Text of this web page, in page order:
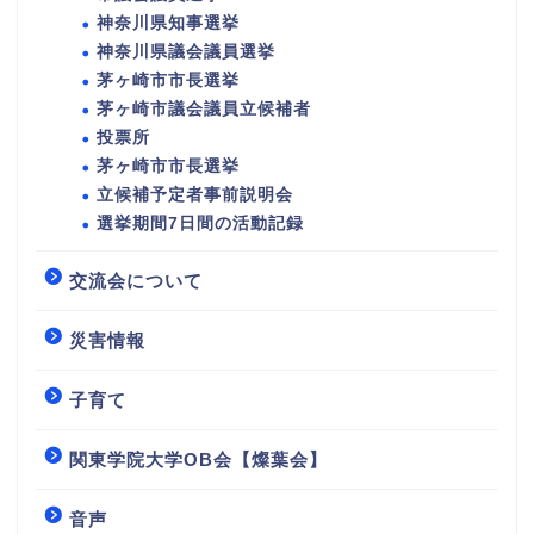
神奈川県知事選挙
神奈川県議会議員選挙
茅ヶ崎市市長選挙
茅ヶ崎市議会議員立候補者
投票所
茅ヶ崎市市長選挙
立候補予定者事前説明会
選挙期間7日間の活動記録
交流会について
災害情報
子育て
関東学院大学OB会【燦葉会】
音声